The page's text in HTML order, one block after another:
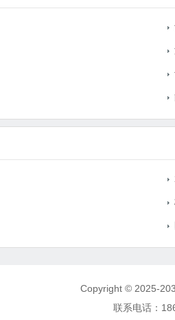
Copyright © 2025-
联系电话：